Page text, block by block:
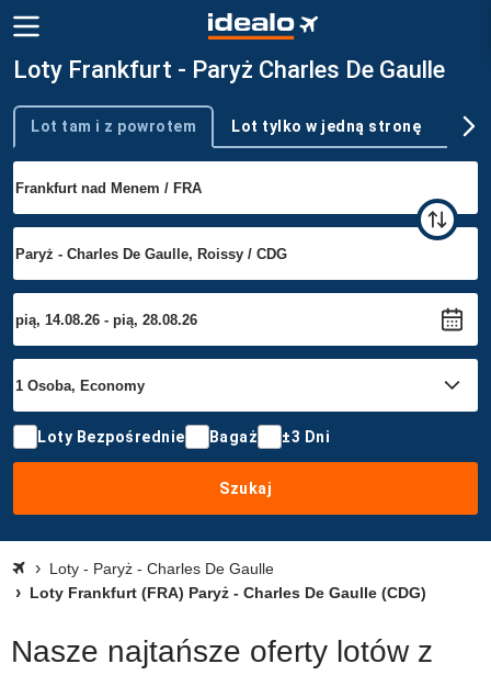
Loty Frankfurt - Paryż Charles De Gaulle
Typ podróży
Lot tam i z powrotem Lot tylko w jedną stronę
Loty Bezpośrednie Bagaż ±3 Dni
Szukaj
Loty - Paryż - Charles De Gaulle
Loty Frankfurt (FRA) Paryż - Charles De Gaulle (CDG)
Nasze najtańsze oferty lotów z